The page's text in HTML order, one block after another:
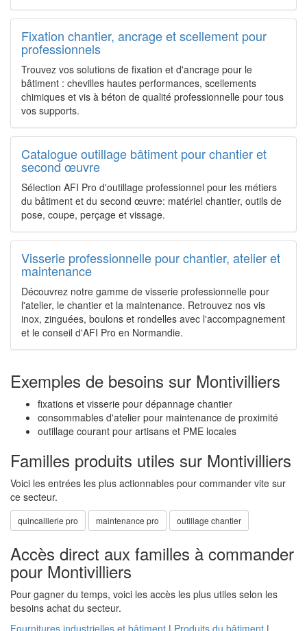
Fixation chantier, ancrage et scellement pour
professionnels
Trouvez vos solutions de fixation et d'ancrage pour le
bâtiment : chevilles hautes performances, scellements
chimiques et vis à béton de qualité professionnelle pour tous
vos supports.
Catalogue outillage bâtiment pour chantier et
second œuvre
Sélection AFI Pro d'outillage professionnel pour les métiers
du bâtiment et du second œuvre: matériel chantier, outils de
pose, coupe, perçage et vissage.
Visserie professionnelle pour chantier, atelier et
maintenance
Découvrez notre gamme de visserie professionnelle pour
l'atelier, le chantier et la maintenance. Retrouvez nos vis
inox, zinguées, boulons et rondelles avec l'accompagnement
et le conseil d'AFI Pro en Normandie.
Exemples de besoins sur Montivilliers
fixations et visserie pour dépannage chantier
consommables d'atelier pour maintenance de proximité
outillage courant pour artisans et PME locales
Familles produits utiles sur Montivilliers
Voici les entrées les plus actionnables pour commander vite sur
ce secteur.
quincaillerie pro maintenance pro outillage chantier
Accès direct aux familles à commander
pour Montivilliers
Pour gagner du temps, voici les accès les plus utiles selon les
besoins achat du secteur.
Fournitures industrielles et bâtiment | Produits du bâtiment |